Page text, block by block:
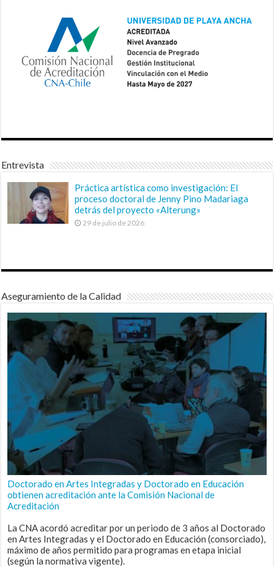
Entrevista
Práctica artística como investigación: El
proceso doctoral de Jenny Pino Madariaga
detrás del proyecto «Alterung»
29 de julio de 2026
Aseguramiento de la Calidad
Doctorado en Artes Integradas y Doctorado en Educación
obtienen acreditación ante la Comisión Nacional de
Acreditación
La CNA acordó acreditar por un periodo de 3 años al Doctorado
en Artes Integradas y el Doctorado en Educación (consorciado),
máximo de años permitido para programas en etapa inicial
(según la normativa vigente).